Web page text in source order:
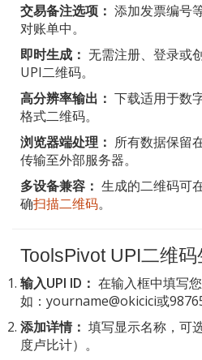
交易备注选项： 添加发票编号
对账单中。
即时生成： 无需注册、登录或
UPI二维码。
高分辨率输出： 下载适用于数
格式二维码。
浏览器端处理： 所有数据保留
传输至外部服务器。
多设备兼容： 生成的二维码可
确扫描二维码。
ToolsPivot UPI二维
输入UPI ID： 在输入框中填写
如：yourname@okicici或
添加详情： 填写显示名称，可
度卢比计）。